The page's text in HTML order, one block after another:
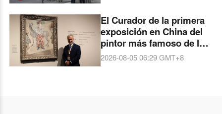
El Curador de la primera
exposición en China del
pintor más famoso de la
historia de Brasil explica
2026-08-05 06:29GMT+8